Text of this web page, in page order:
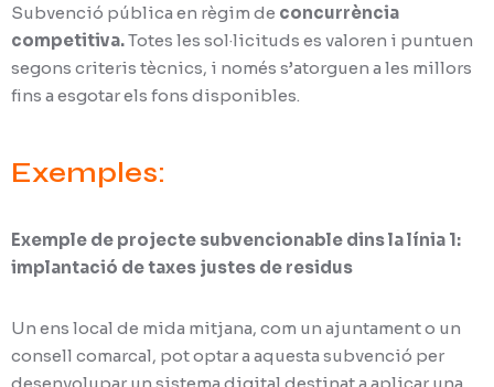
Subvenció pública en règim de concurrència
competitiva.Totes les sol·licituds es valoren i puntuen
segons criteris tècnics, i només s’atorguen a les millors
fins a esgotar els fons disponibles.
Exemples:
Exemple de projecte subvencionable dins la línia 1:
implantació de taxes justes de residus
Un ens local de mida mitjana, com un ajuntament o un
consell comarcal, pot optar a aquesta subvenció per